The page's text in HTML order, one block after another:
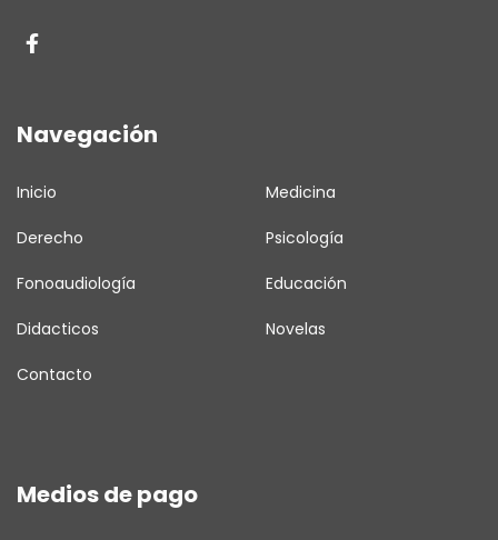
Navegación
Inicio Medicina
Derecho Psicología
Fonoaudiología Educación
Didacticos Novelas
Contacto
Medios de pago